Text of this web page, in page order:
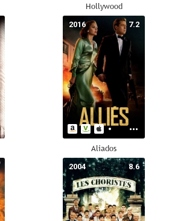
Hollywood
7.2
2016
Aliados
8.6
2004